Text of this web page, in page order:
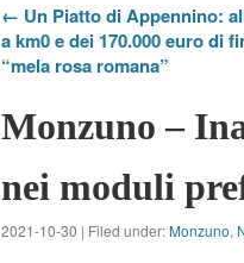
← Un Piatto di Appennino:
a km0 e dei 170.000 euro di
“mela rosa romana”
Monzuno –
nei moduli
2021-10-30 | Filed under:Monzuno,